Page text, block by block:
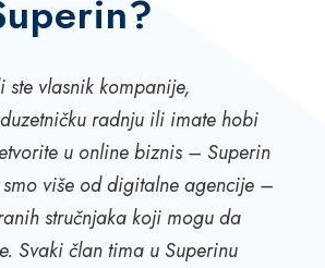
vlasnik kompanije,
radnju ili imate hobi
u online biznis – Superin
više od digitalne agencije –
stručnjaka koji mogu da
Svaki član tima u Superinu